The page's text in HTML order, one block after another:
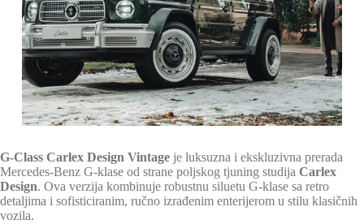
G-Class Carlex Design Vintage je luksuzna i ekskluzivna prerada
Mercedes-Benz G-klase od strane poljskog tjuning studija Carlex
Design. Ova verzija kombinuje robustnu siluetu G-klase sa retro
detaljima i sofisticiranim, ručno izrađenim enterijerom u stilu klasičnih
vozila.